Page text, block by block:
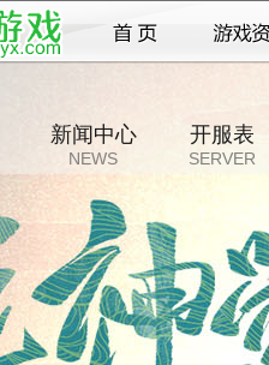
新闻中心
NEWS
开服表
SERVER